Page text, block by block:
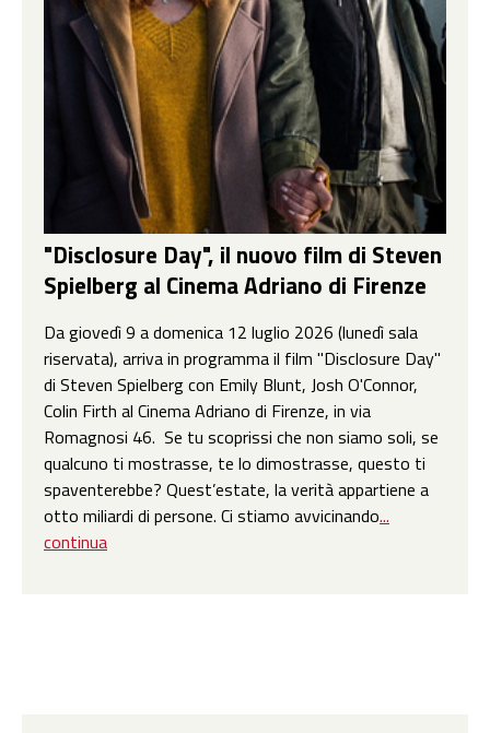
"Disclosure Day", il nuovo film di Steven
Spielberg al Cinema Adriano di Firenze
Da giovedì 9 a domenica 12 luglio 2026 (lunedì sala
riservata), arriva in programma il film "Disclosure Day"
di Steven Spielberg con Emily Blunt, Josh O'Connor,
Colin Firth al Cinema Adriano di Firenze, in via
Romagnosi 46. Se tu scoprissi che non siamo soli, se
qualcuno ti mostrasse, te lo dimostrasse, questo ti
spaventerebbe? Quest’estate, la verità appartiene a
otto miliardi di persone. Ci stiamo avvicinando...
continua